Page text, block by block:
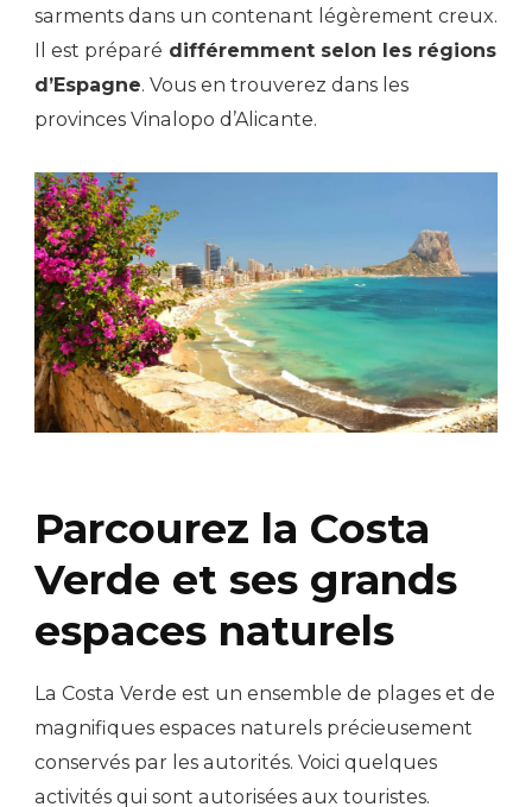
sarments dans un contenant légèrement creux.
Il est préparé différemment selon les régions
d’Espagne. Vous en trouverez dans les
provinces Vinalopo d’Alicante.
Parcourez la Costa
Verde et ses grands
espaces naturels
La Costa Verde est un ensemble de plages et de
magnifiques espaces naturels précieusement
conservés par les autorités. Voici quelques
activités qui sont autorisées aux touristes.